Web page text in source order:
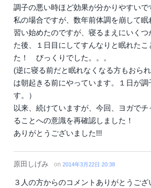
調子の悪い時ほど効果が分かりやすいで
私の場合ですが、数年前体調を崩して眠
習い始めたのですが、寝るまえにいくつ
た後、１日目にしてすんなりと眠れたこ
た！ びっくりでした。。。
(逆に寝る前だと眠れなくなる方もおら
は朝起きる前にやっています。１日が調
す。）
以来、続けていますが、今回、ヨガで
ることへの意識を再確認しました！
ありがとうございました!!!
原田しげみ on 2014年3月22日 20:38
３人の方からのコメントありがとうござ